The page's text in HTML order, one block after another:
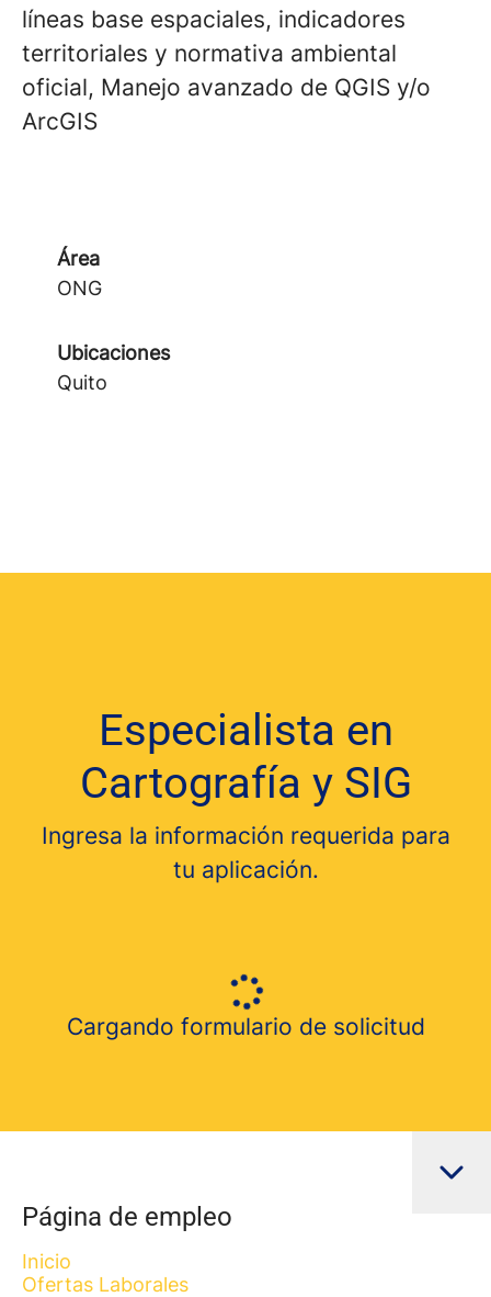
líneas base espaciales, indicadores
territoriales y normativa ambiental
oficial, Manejo avanzado de QGIS y/o
ArcGIS
Área
ONG
Ubicaciones
Quito
Especialista en
Cartografía y SIG
Ingresa la información requerida para
tu aplicación.
Cargando formulario de solicitud
Página de empleo
Inicio
Ofertas Laborales